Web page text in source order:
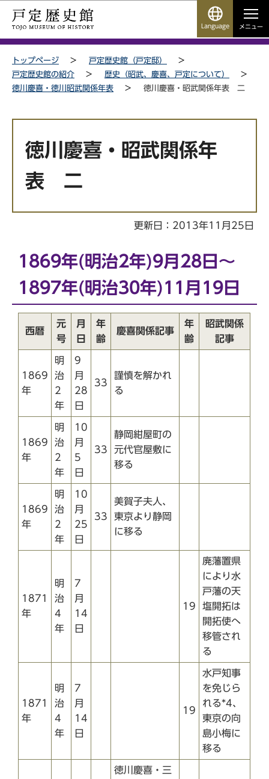
ペ
ト
このページの本文へ移動
Language メニュー
サイトメニューここまで
トップページ
戸定歴史館（戸定邸）
戸定歴史館の紹介
歴史（昭武、慶喜、戸定について）
徳川慶喜・徳川昭武関係年表
徳川慶喜・昭武関係年表 二
徳川慶喜・昭武関係年
表 二
更新日：2013年11月25日
1869年(明治2年)9月28日～
1897年(明治30年)11月19日
西暦
元
号
月
日
年
齢
慶喜関係記事
年
齢
昭武関係
記事
1869
年
明
治
2
年
9
月
28
日
33
謹慎を解かれ
る
1869
年
明
治
2
年
10
月
5
日
33
静岡紺屋町の
元代官屋敷に
移る
1869
年
明
治
2
年
10
月
25
日
33
美賀子夫人、
東京より静岡
に移る
1871
年
明
治
4
年
7
月
14
日
19
廃藩置県
により水
戸藩の天
塩開拓は
開拓使へ
移管され
る
1871
年
明
治
4
年
7
月
14
日
19
水戸知事
を免じら
れる*4、
東京の向
島小梅に
移る
徳川慶喜・三